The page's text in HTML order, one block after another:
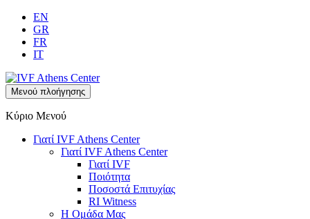
EN
GR
FR
IT
Μενού πλοήγησης
Κύριο Μενού
Γιατί IVF Athens Center
Γιατί IVF Athens Center
Γιατί IVF
Ποιότητα
Ποσοστά Επιτυχίας
RI Witness
Η Ομάδα Μας